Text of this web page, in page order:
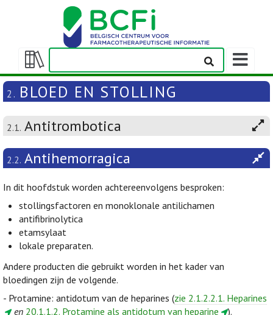
Weergeven/verbergen
inhoudstafel
2. BLOED EN STOLLING
2.1. Antitrombotica
2.2. Antihemorragica
In dit hoofdstuk worden achtereenvolgens besproken:
stollingsfactoren en monoklonale antilichamen
antifibrinolytica
etamsylaat
lokale preparaten.
Andere producten die gebruikt worden in het kader van
bloedingen zijn de volgende.
- Protamine: antidotum van de heparines (zie 2.1.2.2.1. Heparines
en 20.1.1.2. Protamine als antidotum van heparine
).